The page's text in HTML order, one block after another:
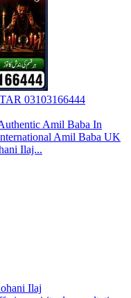
03103166444
Amil Baba In
Amil Baba UK
Ilaj...
Ilaj